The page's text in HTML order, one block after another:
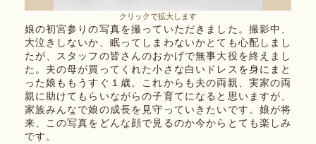
クリックで拡大します
娘の初宮参りの写真を撮っていただきました。撮影中、
大泣きしないか、眠ってしまわないかとても心配しまし
たが、スタッフの皆さんのおかげで無事大役を終えまし
た。夫の母が買ってくれた小さな白いドレスを身にまと
った娘ももうすぐ１歳。これからも夫の両親、実家の両
親に助けてもらいながらの子育てになると思いますが、
家族みんなで娘の成長を見守っていきたいです。娘が将
来、この写真をどんな顔で見るのか今からとても楽しみ
です。